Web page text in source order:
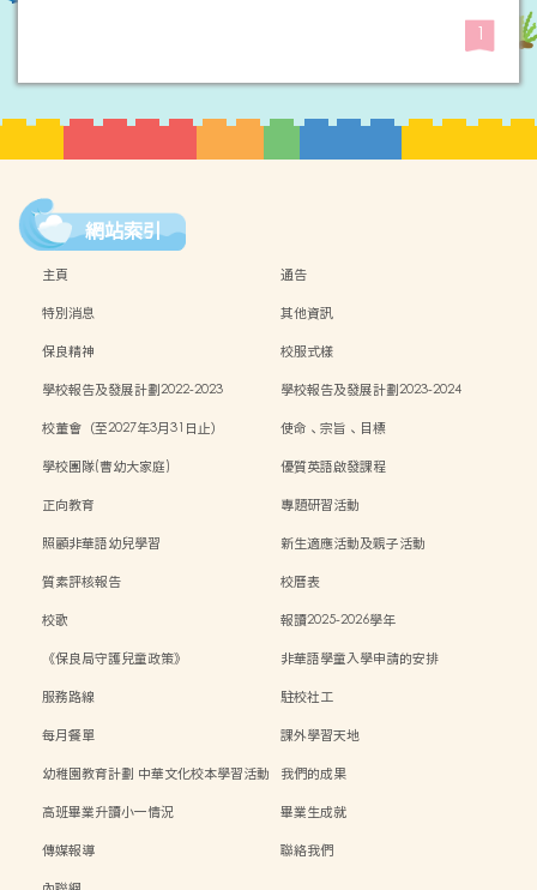
1
網站索引
主頁
通告
特別消息
其他資訊
保良精神
校服式樣
學校報告及發展計劃2022-2023
學校報告及發展計劃2023-2024
校董會（至2027年3月31日止）
使命、宗旨、目標
學校團隊(曹幼大家庭)
優質英語啟發課程
正向教育
專題研習活動
照顧非華語幼兒學習
新生適應活動及親子活動
質素評核報告
校曆表
校歌
報讀2025-2026學年
《保良局守護兒童政策》
非華語學童入學申請的安排
服務路線
駐校社工
每月餐單
課外學習天地
幼稚園教育計劃 中華文化校本學習活動
我們的成果
高班畢業升讀小一情況
畢業生成就
傳媒報導
聯絡我們